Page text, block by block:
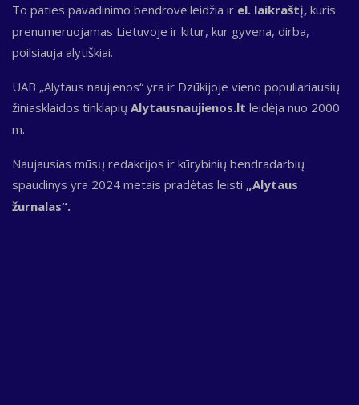
To paties pavadinimo bendrovė leidžia ir el. laikraštį, kuris
prenumeruojamas Lietuvoje ir kitur, kur gyvena, dirba,
poilsiauja alytiškiai.
UAB „Alytaus naujienos“ yra ir Dzūkijoje vieno populiariausių
žiniasklaidos tinklapių Alytausnaujienos.lt leidėja nuo 2000
m.
Naujausias mūsų redakcijos ir kūrybinių bendradarbių
spaudinys yra 2024 metais pradėtas leisti „Alytaus
žurnalas“.